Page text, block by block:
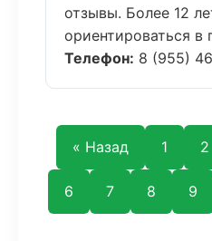
отзывы. Более 12
ориентироваться в
Телефон: 8 (955)
« Назад 1 2
6 7 8 9